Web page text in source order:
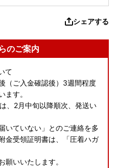
シェアする
のご案内
て
（ご入金確認後）3週間程度
ます。
、2月中旬以降順次、発送い
いていない」とのご連絡を多
金受領証明書は、「圧着ハガ
願いいたします。